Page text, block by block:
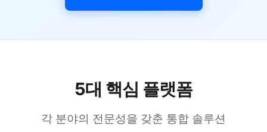
5대 핵심 플랫폼
각 분야의 전문성을 갖춘 통합 솔루션